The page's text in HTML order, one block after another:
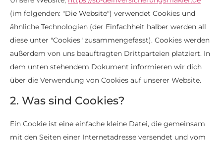
(im folgenden: "Die Website") verwendet Cookies und
ähnliche Technologien (der Einfachheit halber werden all
diese unter "Cookies" zusammengefasst). Cookies werden
außerdem von uns beauftragten Drittparteien platziert. In
dem unten stehendem Dokument informieren wir dich
über die Verwendung von Cookies auf unserer Website.
2. Was sind Cookies?
Ein Cookie ist eine einfache kleine Datei, die gemeinsam
mit den Seiten einer Internetadresse versendet und vom